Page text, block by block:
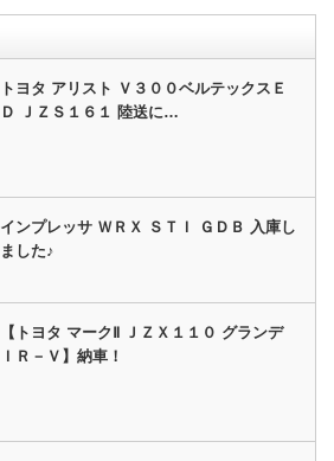
トヨタ アリスト Ｖ３００ベルテックスＥ
Ｄ ＪＺＳ１６１ 陸送に…
インプレッサ ＷＲＸ ＳＴＩ ＧＤＢ 入庫し
ました♪
【トヨタ マークⅡ ＪＺＸ１１０ グランデ
ＩＲ－Ｖ】納車！